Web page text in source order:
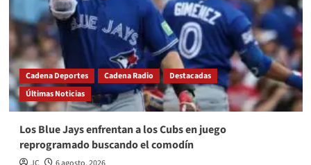
Cadena Deportes Cadena Radio
Destacadas
Últimas Noticias
Los Blue Jays enfrentan a los Cubs en juego
reprogramado buscando el comodín